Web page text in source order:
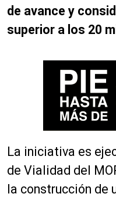
de avance y
superior a los 20
La iniciativa es
de Vialidad del
la construcción de